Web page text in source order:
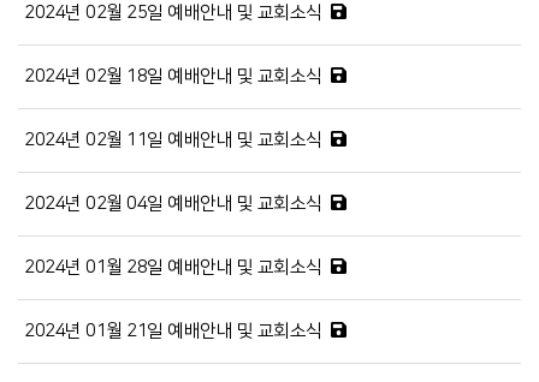
2024년 02월 25일 예배안내 및 교회소식
2024년 02월 18일 예배안내 및 교회소식
2024년 02월 11일 예배안내 및 교회소식
2024년 02월 04일 예배안내 및 교회소식
2024년 01월 28일 예배안내 및 교회소식
2024년 01월 21일 예배안내 및 교회소식